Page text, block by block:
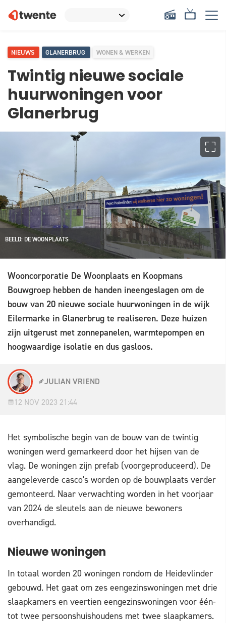
NIEUWS GLANERBRUG WONEN & WERKEN
Twintig nieuwe sociale
huurwoningen voor
Glanerbrug
BEELD: DE WOONPLAATS
Wooncorporatie De Woonplaats en Koopmans
Bouwgroep hebben de handen ineengeslagen om de
bouw van 20 nieuwe sociale huurwoningen in de wijk
Eilermarke in Glanerbrug te realiseren. Deze huizen
zijn uitgerust met zonnepanelen, warmtepompen en
hoogwaardige isolatie en dus gasloos.
JULIAN VRIEND
12 NOV 2023 21:44
Het symbolische begin van de bouw van de twintig
woningen werd gemarkeerd door het hijsen van de
vlag. De woningen zijn prefab (voorgeproduceerd). De
aangeleverde casco's worden op de bouwplaats verder
gemonteerd. Naar verwachting worden in het voorjaar
van 2024 de sleutels aan de nieuwe bewoners
overhandigd.
Nieuwe woningen
In totaal worden 20 woningen rondom de Heidevlinder
gebouwd. Het gaat om zes eengezinswoningen met drie
slaapkamers en veertien eengezinswoningen voor één-
tot twee persoonshuishoudens met twee slaapkamers.